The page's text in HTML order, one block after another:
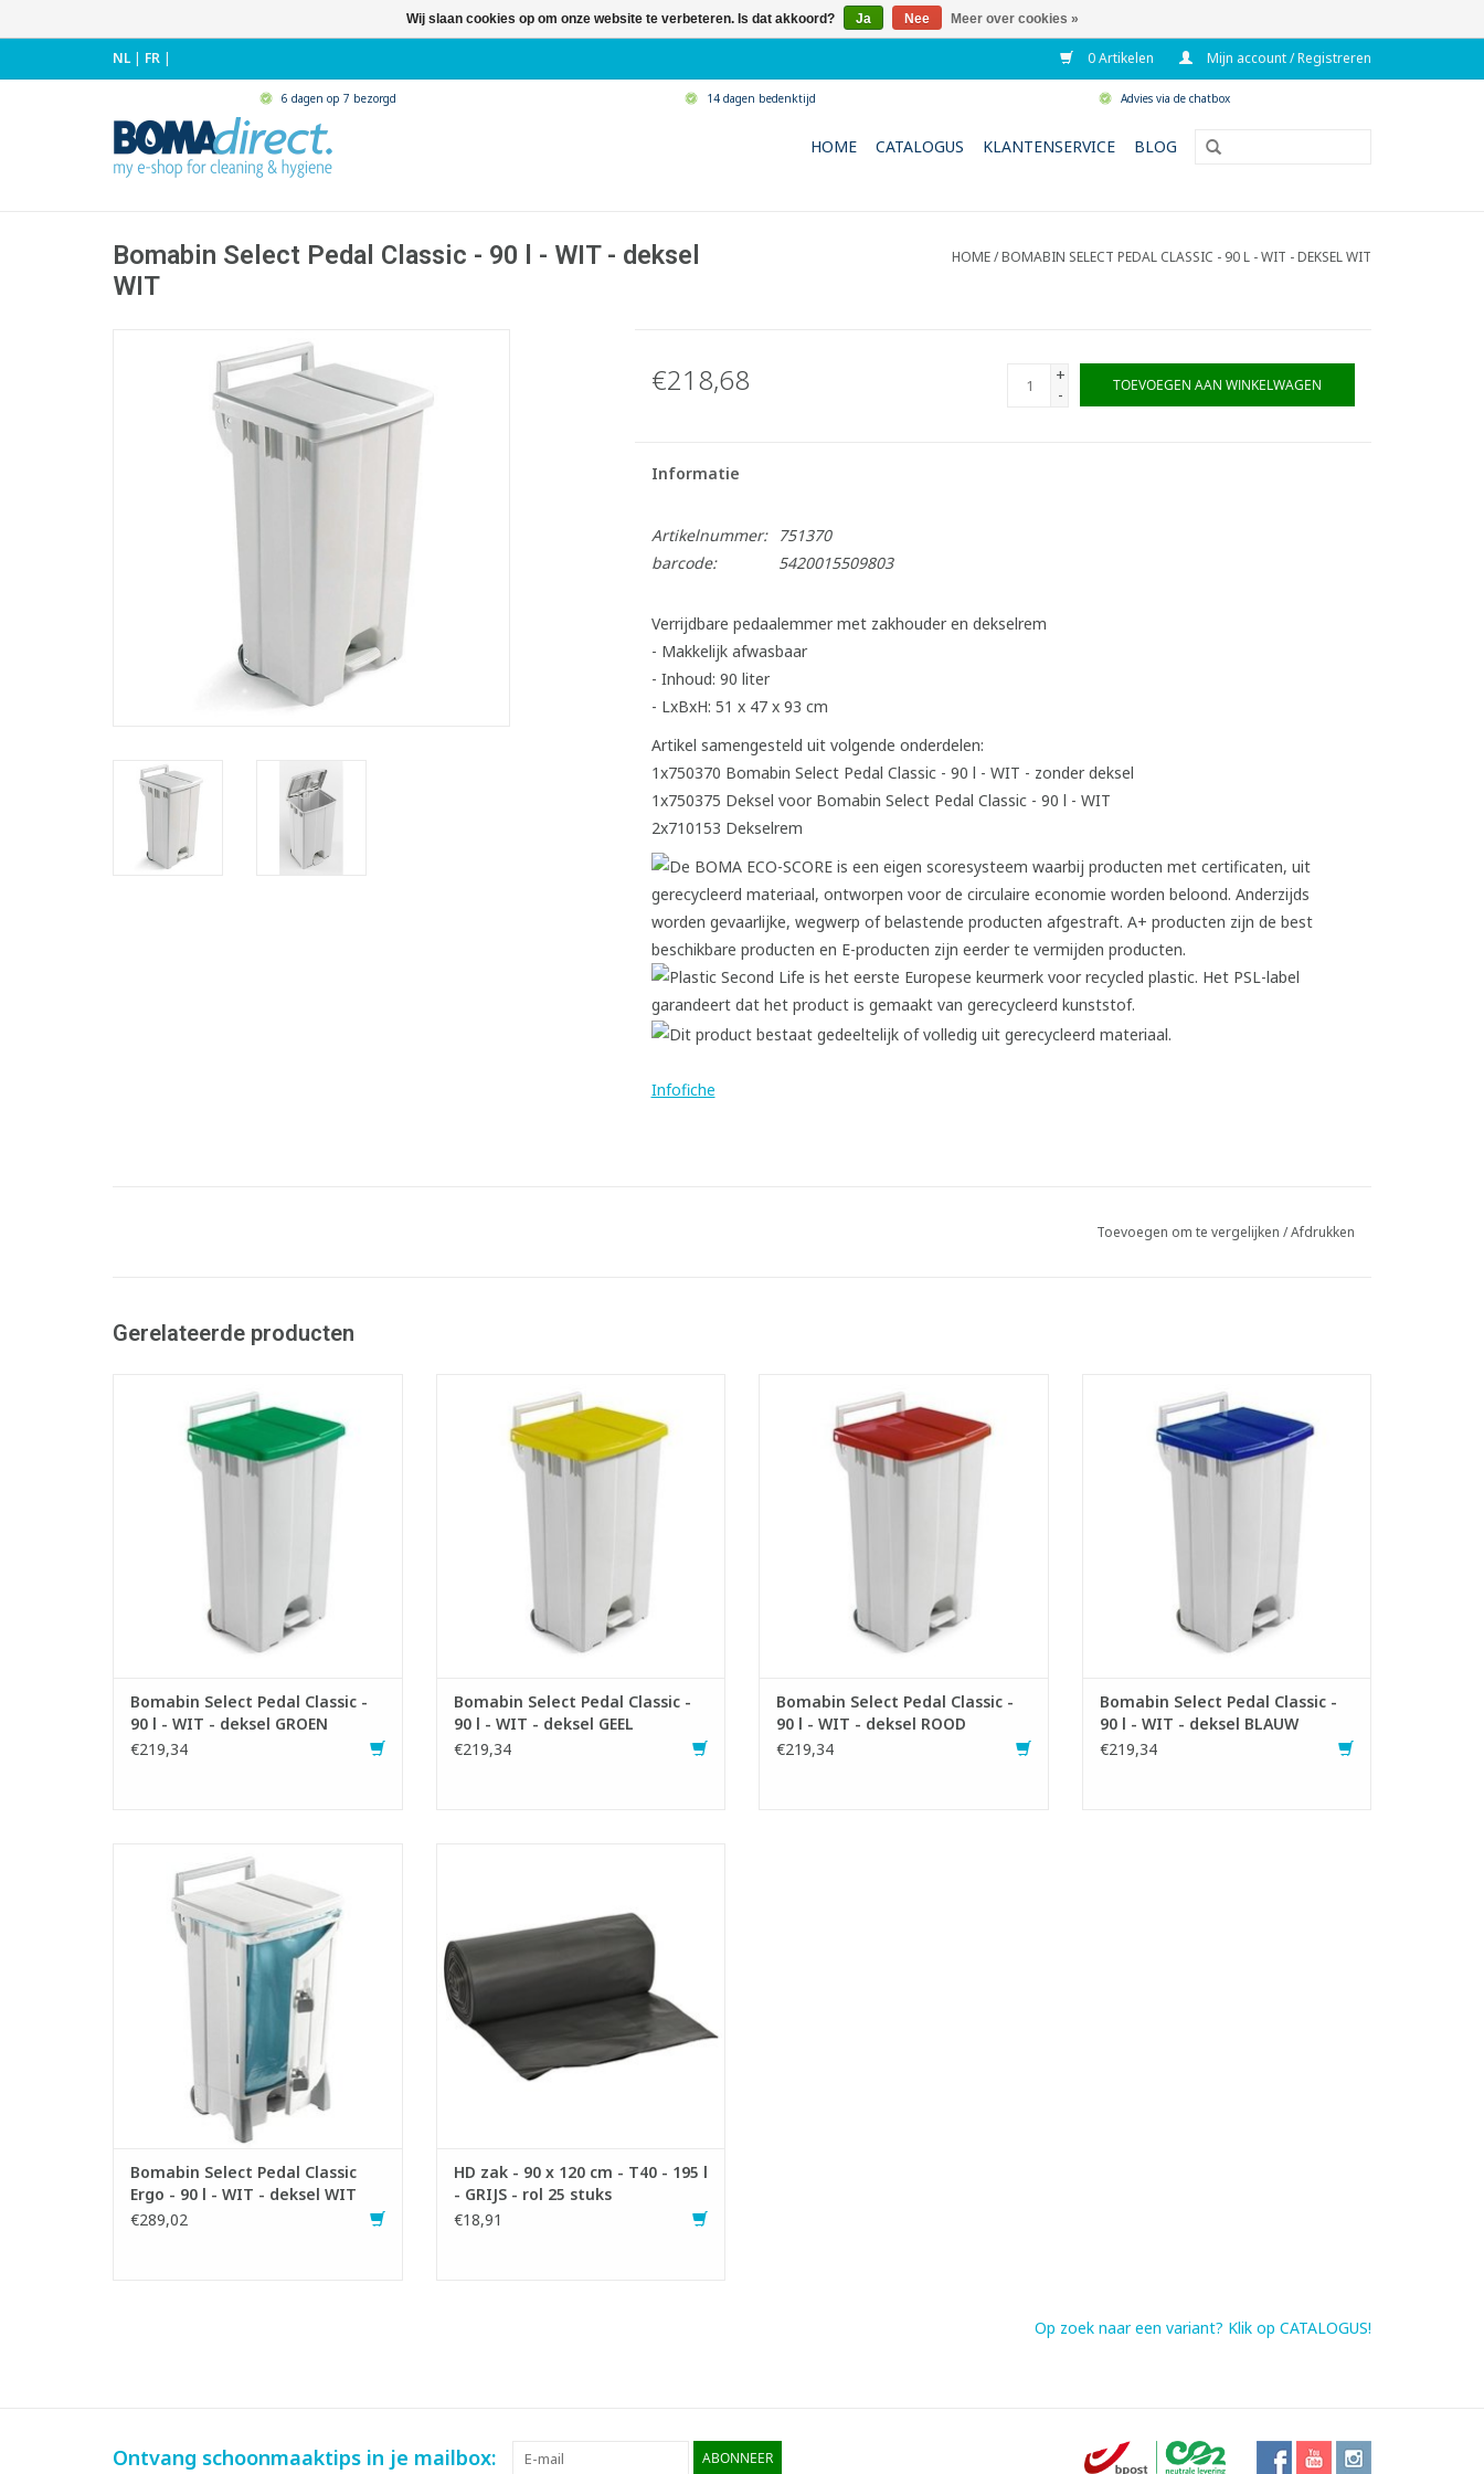
NL| FR | 0 Artikelen Mijn account / Registreren
6 dagen op 7 bezorgd 14 dagen bedenktijd Advies via de chatbox
HOME CATALOGUS KLANTENSERVICE BLOG
Bomabin Select Pedal Classic - 90 l - WIT - deksel
WIT
HOME/BOMABIN SELECT PEDAL CLASSIC - 90 L - WIT - DEKSEL WIT
€218,68
+
-
TOEVOEGEN AAN WINKELWAGEN
Informatie
Artikelnummer:
751370
barcode:
5420015509803
Verrijdbare pedaalemmer met zakhouder en dekselrem
- Makkelijk afwasbaar
- Inhoud: 90 liter
- LxBxH: 51 x 47 x 93 cm
Artikel samengesteld uit volgende onderdelen:
1x750370 Bomabin Select Pedal Classic - 90 l - WIT - zonder deksel
1x750375 Deksel voor Bomabin Select Pedal Classic - 90 l - WIT
2x710153 Dekselrem
Infofiche
Toevoegen om te vergelijken /Afdrukken
Gerelateerde producten
en dekselrem
- Makkelijk afwasbaar
- Inhoud: 90 liter
- LxBxH: 51 x 47 x 93 cm
Bomabin Select Pedal Classic -
90 l - WIT - deksel GROEN
€219,34
en dekselrem
- Makkelijk afwasbaar
- Inhoud: 90 liter
- LxBxH: 51 x 47 x 93 cm
Bomabin Select Pedal Classic -
90 l - WIT - deksel GEEL
€219,34
en dekselrem
- Makkelijk afwasbaar
- Inhoud: 90 liter
- LxBxH: 51 x 47 x 93 cm
Bomabin Select Pedal Classic -
90 l - WIT - deksel ROOD
€219,34
en dekselrem
- Makkelijk afwasbaar
- Inhoud: 90 liter
- LxBxH: 51 x 47 x 93 cm
Bomabin Select Pedal Classic -
90 l - WIT - deksel BLAUW
€219,34
Verrijdbare pedaalemmer met zakhouder
en dekselrem
- Met deur aan voorzijde voor eenvoudige
verwijdering van de afvalzak
- Makkelijk afwasbaar
- Inhoud: 90 liter
- LxBxH: 51 x 50 x 93 cm
TOEVOEGEN AAN WINKELWAGEN
Bomabin Select Pedal Classic
Ergo - 90 l - WIT - deksel WIT
€289,02
- Ideaal voor normaal afval.
- Voldoet aan Vlarema 7.
TOEVOEGEN AAN WINKELWAGEN
HD zak - 90 x 120 cm - T40 - 195 l
- GRIJS - rol 25 stuks
€18,91
Op zoek naar een variant? Klik op CATALOGUS!
Ontvang schoonmaaktips in je mailbox: ABONNEER
Wij slaan cookies op om onze website te verbeteren. Is dat akkoord? Ja Nee Meer over cookies »